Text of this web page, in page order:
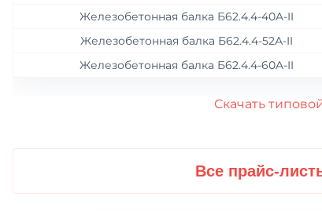
Бетонные тротуарные плиты
Дорожные плиты
Железобетонная балка Б62.4.4-40A-II
Железобетонная балка Б62.4.4-52А-II
Железобетонная балка Б62.4.4-60A-II
Скачать
Все прайс-